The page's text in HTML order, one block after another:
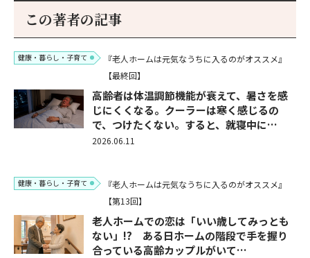
この著者の記事
健康・暮らし・子育て
『老人ホームは元気なうちに入るのがオススメ』
【最終回】
高齢者は体温調節機能が衰えて、暑さを感
じにくくなる。クーラーは寒く感じるの
で、つけたくない。すると、就寝中に…
2026.06.11
健康・暮らし・子育て
『老人ホームは元気なうちに入るのがオススメ』
【第13回】
老人ホームでの恋は「いい歳してみっとも
ない」!? ある日ホームの階段で手を握り
合っている高齢カップルがいて…